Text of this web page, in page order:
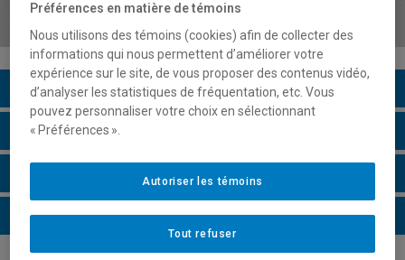
organisations
Description du cours
Horaire - Été 2026
Horaire - Automne 2026
Horaire - Hiver 2027
Préférences en matière de témoins
Nous utilisons des témoins (cookies) afin de collecter des
informations qui nous permettent d’améliorer votre
expérience sur le site, de vous proposer des contenus vidéo,
d’analyser les statistiques de fréquentation, etc. Vous
pouvez personnaliser votre choix en sélectionnant
« Préférences ».
Tout refuser
Autoriser les témoins